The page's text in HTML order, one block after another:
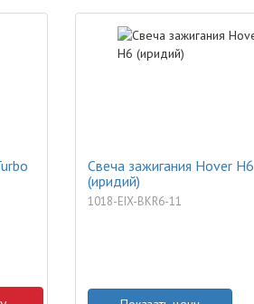
Свеча зажигания Hover H6
(иридий)
1018-EIX-BKR6-11